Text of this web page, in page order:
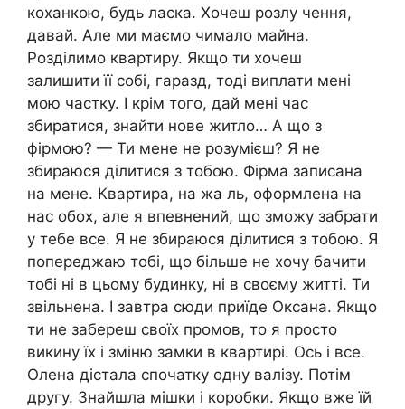
коханкою, будь ласка. Хочеш розлу чення,
давай. Але ми маємо чимало майна.
Розділимо квартиру. Якщо ти хочеш
залишити її собі, гаразд, тоді виплати мені
мою частку. І крім того, дай мені час
збиратися, знайти нове житло… А що з
фірмою? — Ти мене не розумієш? Я не
збираюся ділитися з тобою. Фірма записана
на мене. Квартира, на жа ль, оформлена на
нас обох, але я впевнений, що зможу забрати
у тебе все. Я не збираюся ділитися з тобою. Я
попереджаю тобі, що більше не хочу бачити
тобі ні в цьому будинку, ні в своєму житті. Ти
звільнена. І завтра сюди приїде Оксана. Якщо
ти не забереш своїх промов, то я просто
викину їх і зміню замки в квартирі. Ось і все.
Олена дістала спочатку одну валізу. Потім
другу. Знайшла мішки і коробки. Якщо вже їй